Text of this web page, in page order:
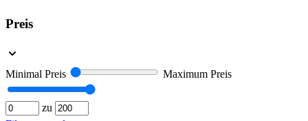
Preis
Minimal Preis Maximum Preis
zu